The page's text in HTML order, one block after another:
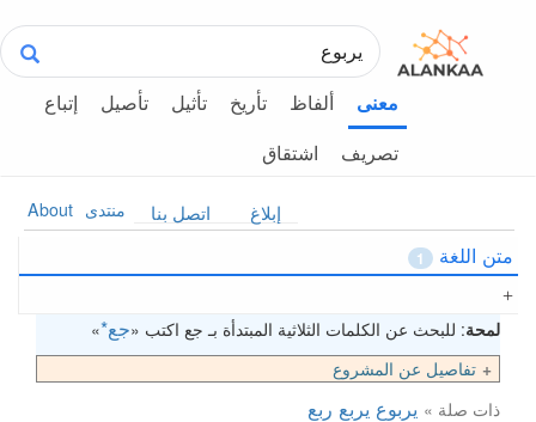
معنى ألفاظ تأريخ تأثيل تأصيل
إتباع
تصريف
اشتقاق
About منتدى اتصل بنا إبلاغ
متن اللغة 1
لمحة: للبحث عن الكلمات الثلاثية المبتدأة بـ جع اكتب «جع*»
تفاصيل عن المشروع
ذات صلة » يربوع يربع ربع